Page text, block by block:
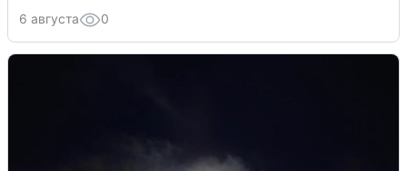
6 августа 0